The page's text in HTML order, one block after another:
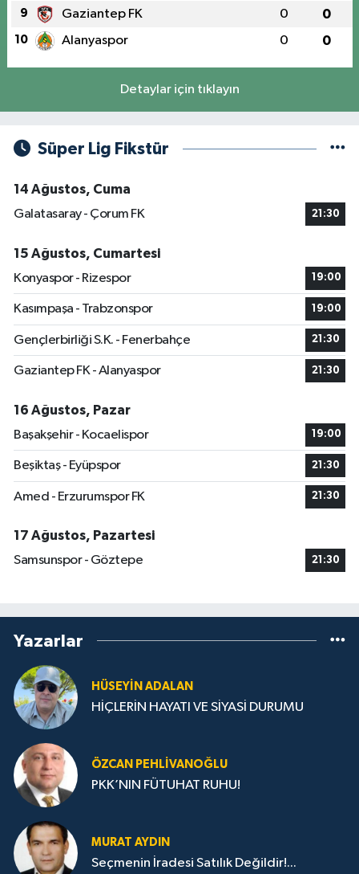
9 Gaziantep FK 0 0
10 Alanyaspor 0 0
Detaylar için tıklayın
Süper Lig Fikstür
14 Ağustos, Cuma
Galatasaray - Çorum FK
21:30
15 Ağustos, Cumartesi
Konyaspor - Rizespor
19:00
Kasımpaşa - Trabzonspor 19:00
Gençlerbirliği S.K. - Fenerbahçe 21:30
Gaziantep FK - Alanyaspor 21:30
16 Ağustos, Pazar
Başakşehir - Kocaelispor
19:00
Beşiktaş - Eyüpspor 21:30
Amed - Erzurumspor FK 21:30
17 Ağustos, Pazartesi
Samsunspor - Göztepe
21:30
Yazarlar
HÜSEYIN ADALAN
HİÇLERİN HAYATI VE SİYASİ DURUMU
ÖZCAN PEHLIVANOĞLU
PKK’NIN FÜTUHAT RUHU!
MURAT AYDIN
Seçmenin İradesi Satılık Değildir!...